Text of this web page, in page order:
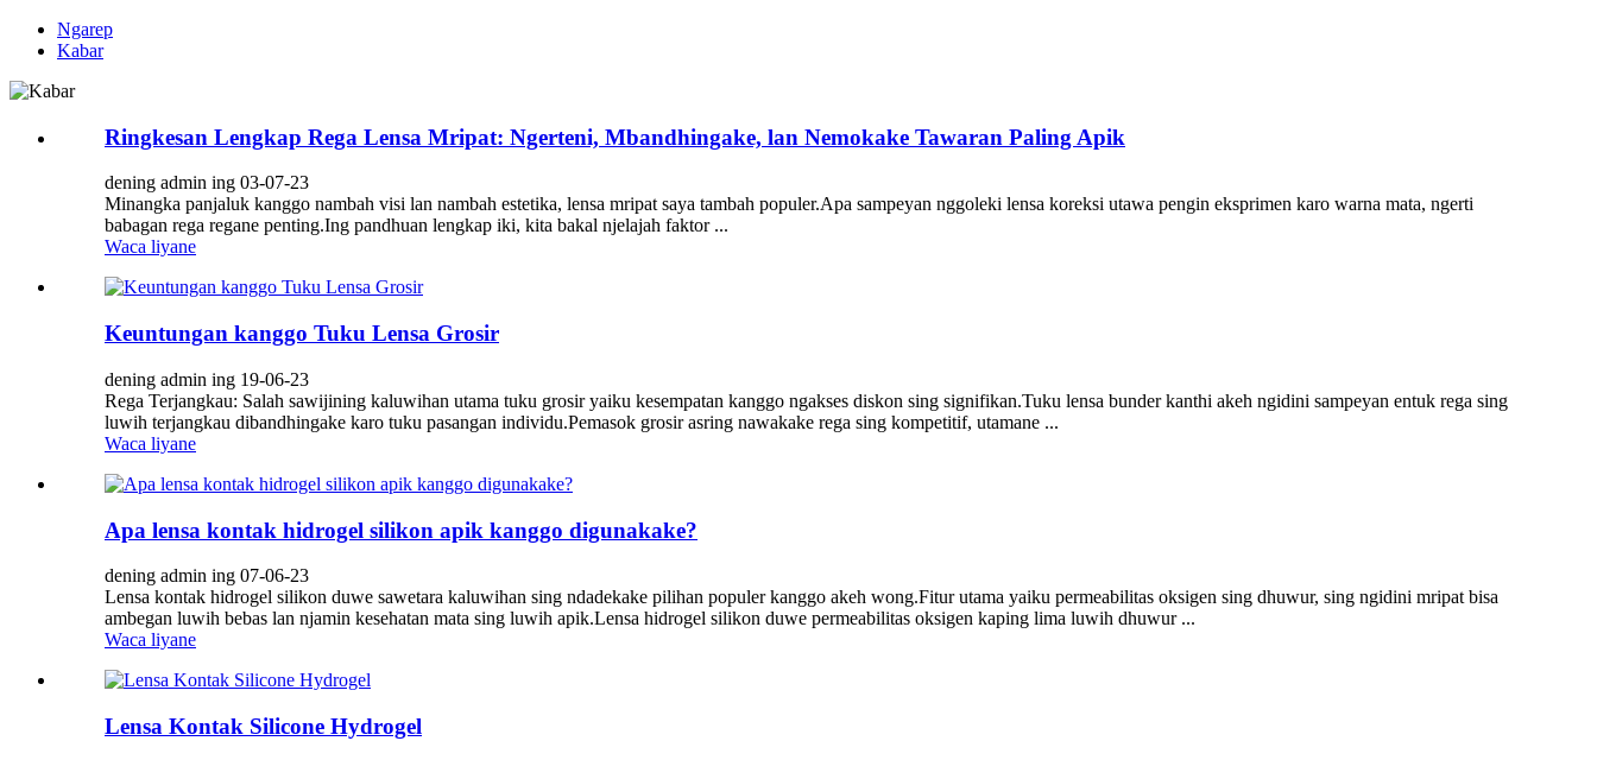
Ngarep
Kabar
Ringkesan Lengkap Rega Lensa Mripat: Ngerteni, Mbandhingake, lan Nemokake Tawaran Paling Apik
dening admin ing 03-07-23
Minangka panjaluk kanggo nambah visi lan nambah estetika, lensa mripat saya tambah populer.Apa sampeyan nggoleki lensa koreksi utawa pengin eksprimen karo warna mata, ngerti
babagan rega regane penting.Ing pandhuan lengkap iki, kita bakal njelajah faktor ...
Waca liyane
Keuntungan kanggo Tuku Lensa Grosir
dening admin ing 19-06-23
Rega Terjangkau: Salah sawijining kaluwihan utama tuku grosir yaiku kesempatan kanggo ngakses diskon sing signifikan.Tuku lensa bunder kanthi akeh ngidini sampeyan entuk rega sing
luwih terjangkau dibandhingake karo tuku pasangan individu.Pemasok grosir asring nawakake rega sing kompetitif, utamane ...
Waca liyane
Apa lensa kontak hidrogel silikon apik kanggo digunakake?
dening admin ing 07-06-23
Lensa kontak hidrogel silikon duwe sawetara kaluwihan sing ndadekake pilihan populer kanggo akeh wong.Fitur utama yaiku permeabilitas oksigen sing dhuwur, sing ngidini mripat bisa
ambegan luwih bebas lan njamin kesehatan mata sing luwih apik.Lensa hidrogel silikon duwe permeabilitas oksigen kaping lima luwih dhuwur ...
Waca liyane
Lensa Kontak Silicone Hydrogel